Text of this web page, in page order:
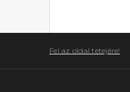
Fel az oldal tetejére!